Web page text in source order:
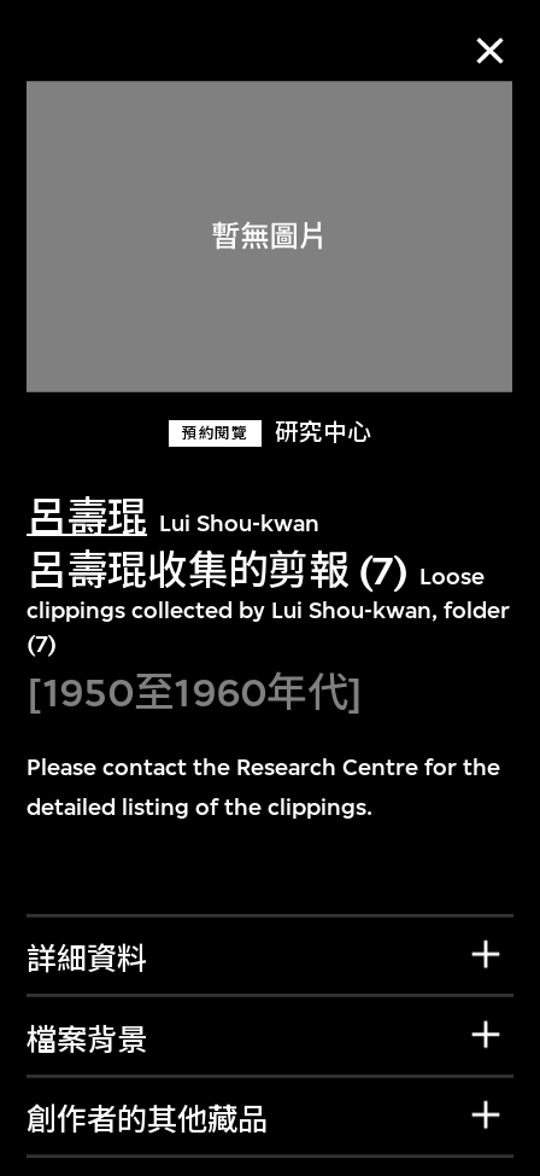
預約閱覽 研究中心
呂壽琨 Lui Shou-kwan
呂壽琨收集的剪報 (7) Loose
clippings collected by Lui Shou-kwan, folder
(7)
[1950至1960年代]
Please contact the Research Centre for the
detailed listing of the clippings.
詳細資料
檔案背景
創作者的其他藏品
關於M+藏品
探索世界頂級的二十及二十一世紀視覺
文化藏品。